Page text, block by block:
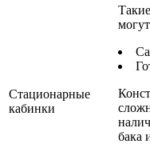
Стационарные
кабинки
бака